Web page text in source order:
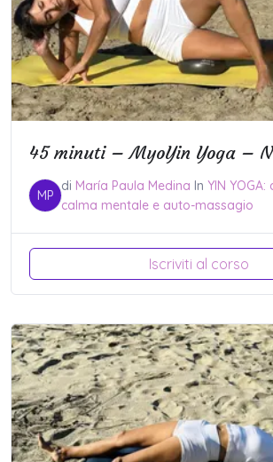
45 minuti – MyoYin Yoga –
MP
di María Paula Medina In YIN
calma mentale e auto-massagio
Iscriviti al corso